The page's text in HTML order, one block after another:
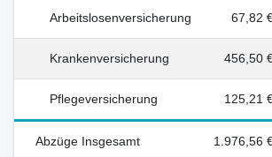
Arbeitslosenversicherung 67,82
Krankenversicherung 456,50
Pflegeversicherung 125,21
Abzüge Insgesamt 1.976,56